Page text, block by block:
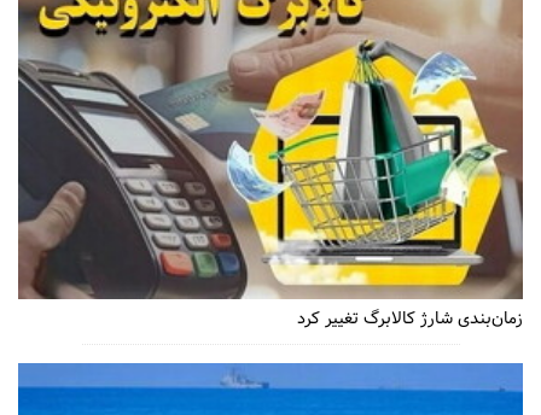
زمان‌بندی شارژ کالابرگ تغییر کرد